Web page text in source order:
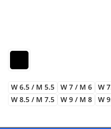
W 6.5 / M 5.5 W 7 / M 6 W
W 8.5 / M 7.5
W 9 / M 8 W